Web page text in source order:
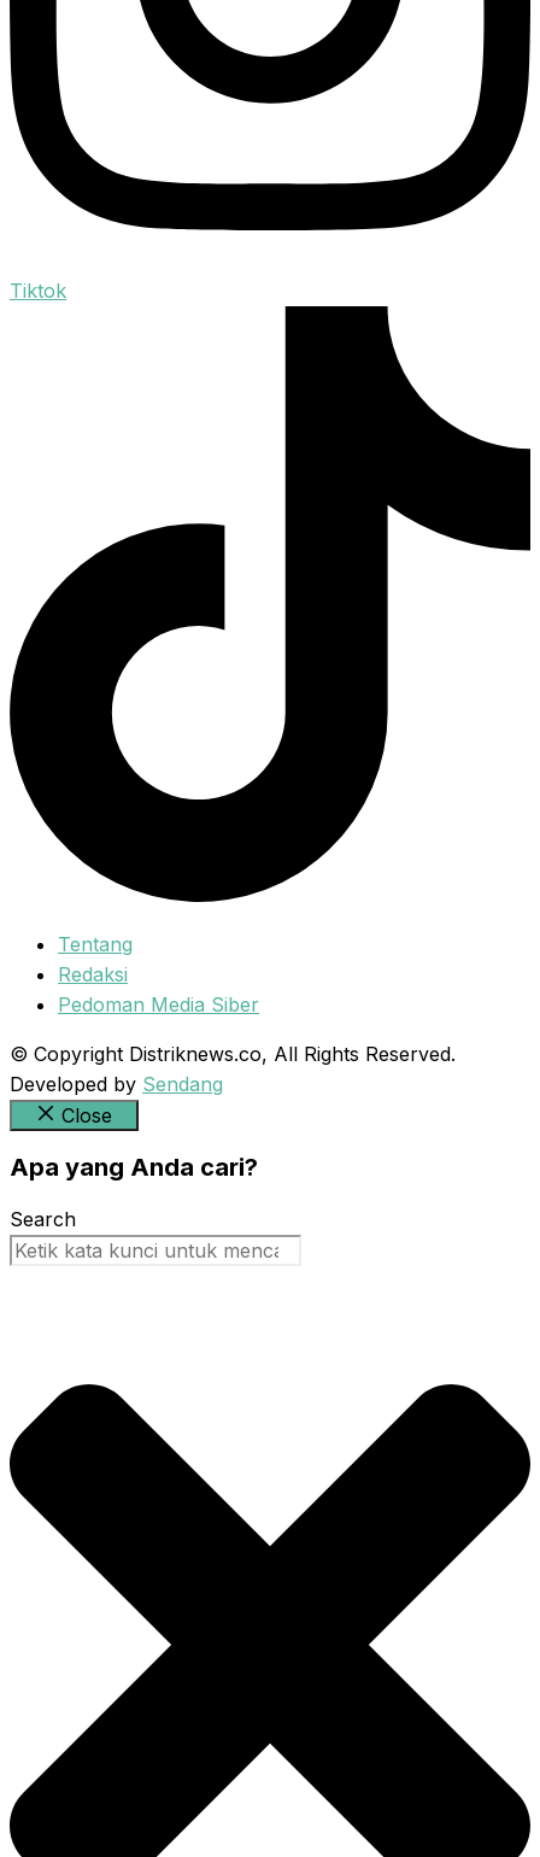
Tiktok
Tentang
Redaksi
Pedoman Media Siber
© Copyright Distriknews.co, All Rights Reserved.
Developed by Sendang
Close
Apa yang Anda cari?
Search